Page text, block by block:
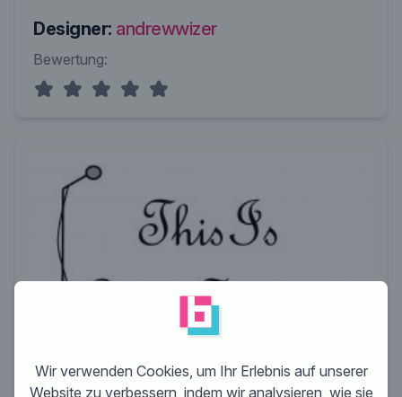
Designer: andrewwizer
Bewertung:
Wir verwenden Cookies, um Ihr Erlebnis auf unserer
Website zu verbessern, indem wir analysieren, wie sie